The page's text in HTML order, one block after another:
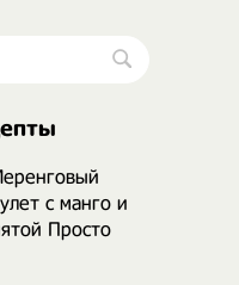
с манго и
Просто